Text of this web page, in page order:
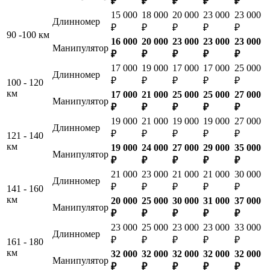
90 -100 км
Длинномер
15 000
₽
18 000
₽
20 000
₽
23 000
₽
23 000
₽
Манипулятор
16 000
₽
20 000
₽
23 000
₽
23 000
₽
23 000
₽
100 - 120
км
Длинномер
17 000
₽
19 000
₽
17 000
₽
17 000
₽
25 000
₽
Манипулятор
17 000
₽
21 000
₽
25 000
₽
25 000
₽
27 000
₽
121 - 140
км
Длинномер
19 000
₽
21 000
₽
19 000
₽
19 000
₽
27 000
₽
Манипулятор
19 000
₽
24 000
₽
27 000
₽
29 000
₽
35 000
₽
141 - 160
км
Длинномер
21 000
₽
23 000
₽
21 000
₽
21 000
₽
30 000
₽
Манипулятор
20 000
₽
25 000
₽
30 000
₽
31 000
₽
37 000
₽
161 - 180
км
Длинномер
23 000
₽
25 000
₽
23 000
₽
23 000
₽
33 000
₽
Манипулятор
32 000
₽
32 000
₽
32 000
₽
32 000
₽
32 000
₽